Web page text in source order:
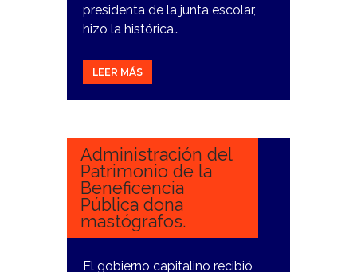
presidenta de la junta escolar,
hizo la histórica…
LEER MÁS
13
Administración del
Patrimonio de la
Beneficencia
Pública dona
mastógrafos.
El gobierno capitalino recibió